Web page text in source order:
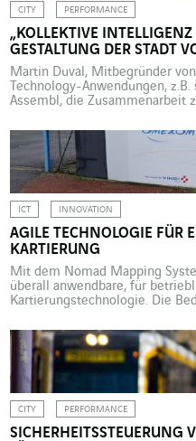
CITY PERFORMANCE
„KOLLEKTIVE
GESTALTUNG DER STADT
Martin Duval, Mitbegründer
Technology-Anwendungen,
Assembl, die Zusammenarbeit
Anwendungen und der
Gestaltung ihrer Stadt
ändert sich das Blatt für alle,
mitwirken. Für politische
ICT INNOVATION
AGILE TECHNOLOGIE FÜR
KARTIERUNG
Mit dem Nomad Mapping
überall anwendbare, für
Kartierungs­technologie. Die
Öffentlichkeit durch Google
geworden. Es sind dieselben
Wirtschaft greifen und die in
CITY PERFORMANCE
SICHERHEITSSTEUERUNG